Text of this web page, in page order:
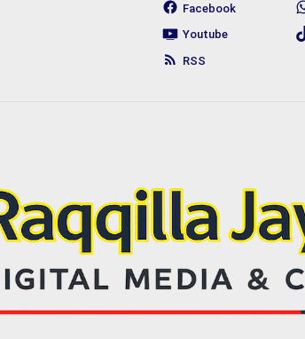
Facebook
Youtube
RSS